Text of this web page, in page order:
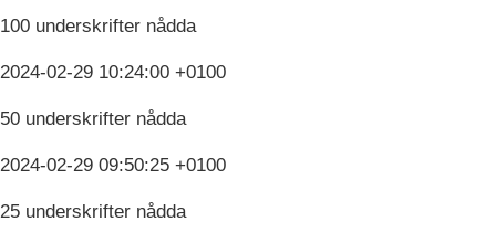
100 underskrifter nådda
2024-02-29 10:24:00 +0100
50 underskrifter nådda
2024-02-29 09:50:25 +0100
25 underskrifter nådda